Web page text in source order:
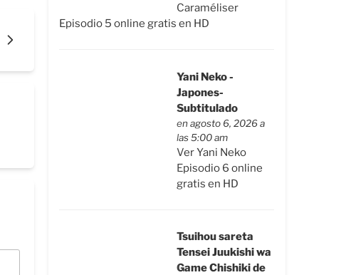
Caraméliser
Episodio 5 online gratis en HD
Yani Neko -
Japones-
Subtitulado
en agosto 6, 2026 a
las 5:00 am
Ver Yani Neko
Episodio 6 online
gratis en HD
Tsuihou sareta
Tensei Juukishi wa
Game Chishiki de